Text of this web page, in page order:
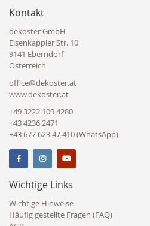
Kontakt
dekoster GmbH
Eisenkappler Str. 10
9141 Eberndorf
Österreich
office@dekoster.at
www.dekoster.at
+49 3222 109 4280
+43 4236 2471
+43 677 623 47 410 (WhatsApp)
Wichtige Links
Wichtige Hinweise
Häufig gestellte Fragen (FAQ)